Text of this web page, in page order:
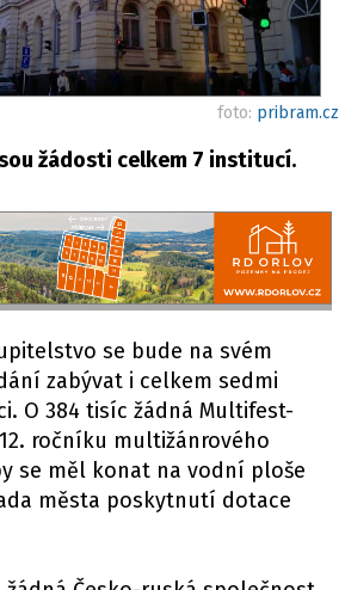
foto: pribram.cz
žádosti celkem 7 institucí.
se bude na svém
zabývat i celkem sedmi
O 384 tisíc žádná Multifest-
ročníku multižánrového
se měl konat na vodní ploše
města poskytnutí dotace